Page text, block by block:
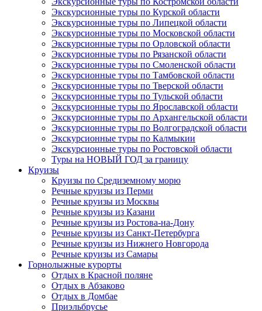
Экскурсионные туры по Курской области
Экскурсионные туры по Липецкой области
Экскурсионные туры по Московской области
Экскурсионные туры по Орловской области
Экскурсионные туры по Рязанской области
Экскурсионные туры по Смоленской области
Экскурсионные туры по Тамбовской области
Экскурсионные туры по Тверской области
Экскурсионные туры по Тульской области
Экскурсионные туры по Ярославской области
Экскурсионные туры по Архангельской области
Экскурсионные туры по Волгоградской области
Экскурсионные туры по Калмыкии
Экскурсионные туры по Ростовской области
Туры на НОВЫЙ ГОД за границу
Круизы
Круизы по Средиземному морю
Речные круизы из Перми
Речные круизы из Москвы
Речные круизы из Казани
Речные круизы из Ростова-на-Дону
Речные круизы из Санкт-Петербурга
Речные круизы из Нижнего Новгорода
Речные круизы из Самары
Горнолыжные курорты
Отдых в Красной поляне
Отдых в Абзаково
Отдых в Домбае
Приэльбрусье